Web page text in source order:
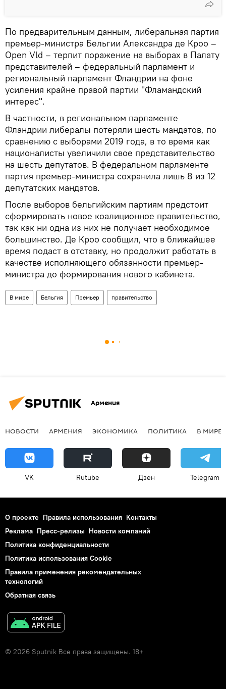
По предварительным данным, либеральная партия
премьер-министра Бельгии Александра де Кроо –
Open Vld – терпит поражение на выборах в Палату
представителей – федеральный парламент и
региональный парламент Фландрии на фоне
усиления крайне правой партии "Фламандский
интерес".
В частности, в региональном парламенте
Фландрии либералы потеряли шесть мандатов, по
сравнению с выборами 2019 года, в то время как
националисты увеличили свое представительство
на шесть депутатов. В федеральном парламенте
партия премьер-министра сохранила лишь 8 из 12
депутатских мандатов.
После выборов бельгийским партиям предстоит
сформировать новое коалиционное правительство,
так как ни одна из них не получает необходимое
большинство. Де Кроо сообщил, что в ближайшее
время подаст в отставку, но продолжит работать в
качестве исполняющего обязанности премьер-
министра до формирования нового кабинета.
В мире Бельгия Премьер правительство
Армения
НОВОСТИ АРМЕНИЯ ЭКОНОМИКА ПОЛИТИКА В МИРЕ
VK Rutube Дзен Telegram
О проекте Правила использования Контакты
Реклама Пресс-релизы Новости компаний
Политика конфиденциальности
Политика использования Cookie
Правила применения рекомендательных
технологий
Обратная связь
© 2026 Sputnik Все права защищены. 18+